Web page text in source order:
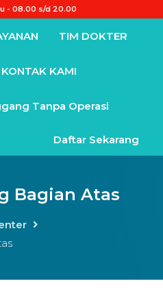
- 08.00 s/d 20.00
TIM DOKTER
KONTAK KAMI
Tanpa Operasi
Daftar Sekarang
Bagian Atas